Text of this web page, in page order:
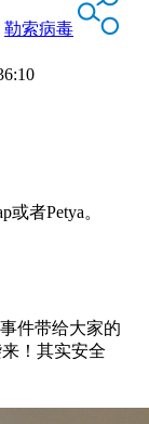
勒索病毒
者Petya。
件带给大家的
！其实安全